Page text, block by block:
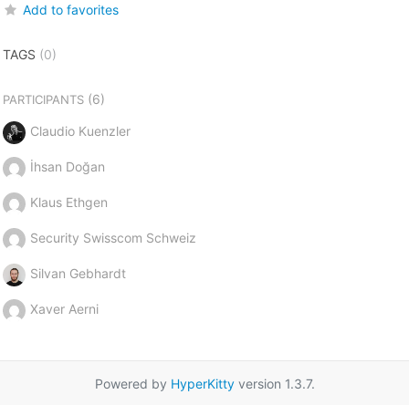
Add to favorites
TAGS (0)
PARTICIPANTS(6)
Claudio Kuenzler
İhsan Doğan
Klaus Ethgen
Security Swisscom Schweiz
Silvan Gebhardt
Xaver Aerni
Powered by HyperKittyversion 1.3.7.